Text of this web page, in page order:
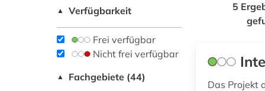
▲ Verfügbarkeit
Frei verfügbar
Nicht frei verfügbar
▲ Fachgebiete (44)
5
Das Projekt